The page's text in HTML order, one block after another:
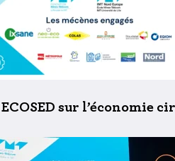
sur l’économie